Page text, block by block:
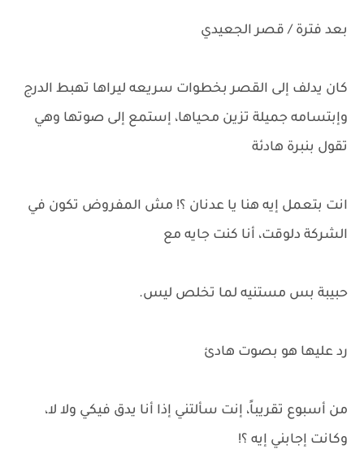
بعد فترة / قصر الجعيدي
كان يدلف إلى القصر بخطوات سريعه ليراها تهبط الدرج
وإبتسامه جميلة تزين محياها، إستمع إلى صوتها وهي
تقول بنبرة هادئة
انت بتعمل إيه هنا يا عدنان ؟! مش المفروض تكون في
الشركة دلوقت، أنا كنت جايه مع
حبيبة بس مستنيه لما تخلص ليس.
رد عليها هو بصوت هادئ
من أسبوع تقريباً، إنت سألتني إذا أنا يدق فيكي ولا لا،
وكانت إجابني إيه ؟!